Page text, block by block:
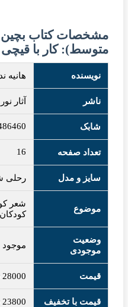
متوسط): کار با قیچی
نویسنده هانیه
ناشر آثار نور
شابک
تعداد صفحه 16
سایز و مدل رحلی
موضوع
شعر
کودکان
وضعیت
موجودی
موجود
قیمت 28000
قیمت با تخفیف 23800